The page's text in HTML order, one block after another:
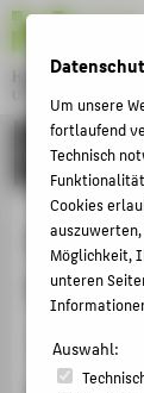
Hochschule für
University of
Menu
FORSCHUNG
Expert
Patra
Um unsere
fortlaufend
Technisch
Cookies
Möglichkeit,
unteren
Auswahl: